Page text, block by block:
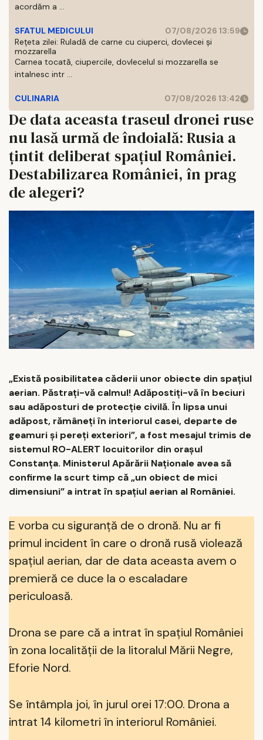
acordăm a ...
SFATUL MEDICULUI
07/08/2026 13:59
Rețeta zilei: Ruladă de carne cu ciuperci, dovlecei și
mozzarella
Carnea tocată, ciupercile, dovlecelul si mozzarella se
intalnesc intr ...
CULINARIA 07/08/2026 13:42
De data aceasta traseul dronei ruse
nu lasă urmă de îndoială: Rusia a
țintit deliberat spațiul României.
Destabilizarea României, în prag
de alegeri?
„Există posibilitatea căderii unor obiecte din spațiul
aerian. Păstrați-vă calmul! Adăpostiți-vă în beciuri
sau adăposturi de protecție civilă. În lipsa unui
adăpost, rămâneți în interiorul casei, departe de
geamuri și pereți exteriori”, a fost mesajul trimis de
sistemul RO-ALERT locuitorilor din orașul
Constanța. Ministerul Apărării Naționale avea să
confirme la scurt timp că „un obiect de mici
dimensiuni” a intrat în spațiul aerian al României.
E vorba cu siguranță de o dronă. Nu ar fi
primul incident în care o dronă rusă violează
spațiul aerian, dar de data aceasta avem o
premieră ce duce la o escaladare
periculoasă.
Drona se pare că a intrat în spațiul României
în zona localității de la litoralul Mării Negre,
Eforie Nord.
Se întâmpla joi, în jurul orei 17:00. Drona a
intrat 14 kilometri în interiorul României.